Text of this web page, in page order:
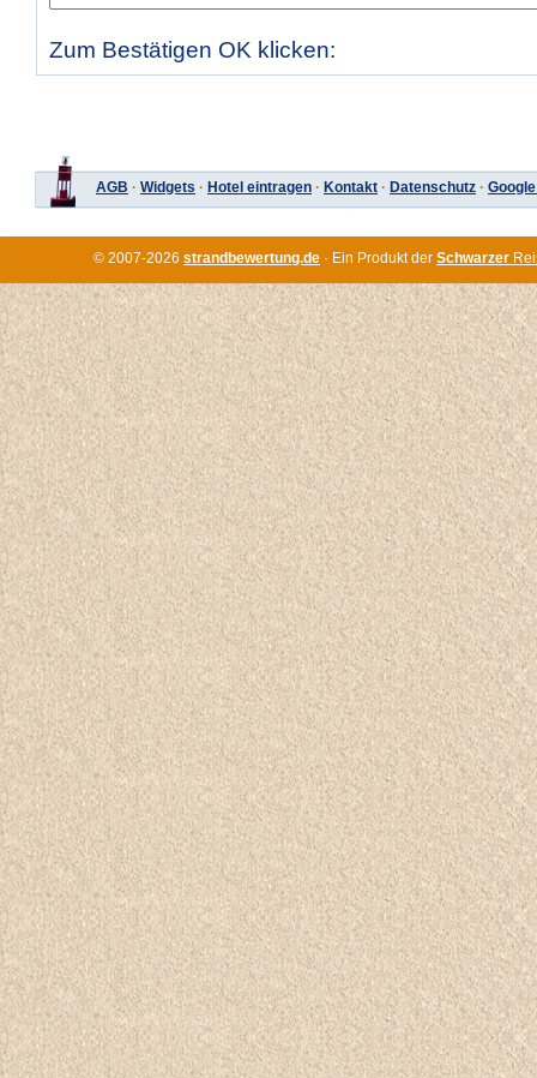
Zum Bestätigen OK klicken:
AGB · Widgets · Hotel eintragen · Kontakt · Datenschutz ·
© 2007-2026 strandbewertung.de · Ein Produkt der Schwarzer